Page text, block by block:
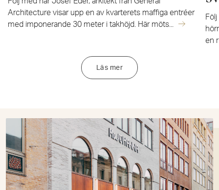
Architecture visar upp en av kvarterets maffiga entréer
med imponerande 30 meter i takhöjd. Här möts...
en
Läs mer